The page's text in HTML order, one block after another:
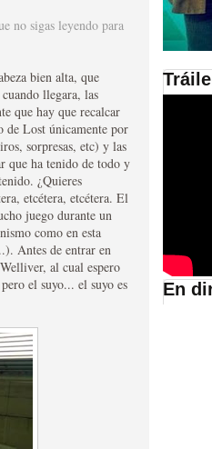
no sigas leyendo para
bien alta, que
llegara, las
que hay que recalcar
de Lost únicamente por
sorpresas, etc) y las
que ha tenido de todo y
¿Quieres
etcétera, etcétera. El
juego durante un
como en esta
Antes de entrar en
al cual espero
el suyo... el suyo es
En